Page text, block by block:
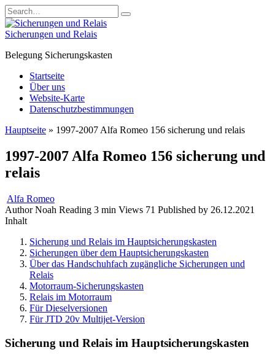
Skip
to
content
Search
for:
Sicherungen und Relais
Belegung Sicherungskasten
Startseite
Über uns
Website-Karte
Datenschutzbestimmungen
Hauptseite » 1997-2007 Alfa Romeo 156 sicherung und relais
1997-2007 Alfa Romeo 156 sicherung und
relais
Alfa Romeo
Author Noah Reading 3 min Views 71 Published by 26.12.2021
Inhalt
Sicherung und Relais im Hauptsicherungskasten
Sicherungen über dem Hauptsicherungskasten
Über das Handschuhfach zugängliche Sicherungen und
Relais
Motorraum-Sicherungskasten
Relais im Motorraum
Für Dieselversionen
Für JTD 20v Multijet-Version
Sicherung und Relais im Hauptsicherungskasten